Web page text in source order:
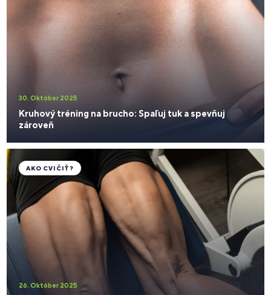
30. Október 2025
Kruhový tréning na brucho: Spaľuj tuk a spevňuj
zároveň
26. Október 2025
AKO CVIČIŤ?